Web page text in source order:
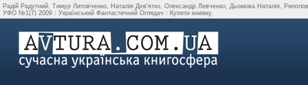
Радій Радутний, Тимур Литовченко, Наталія Дев'ятко, Олександр Левченко, Дьомова Наталія,
УФО №1(7) 2009 : Український Фантастичний Оглядач : Купити книжку.